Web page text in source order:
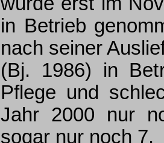
in Betrieb
nach seiner
(Bj. 1986) in
Pflege und
Jahr 2000 nur
sogar nur noch 7.